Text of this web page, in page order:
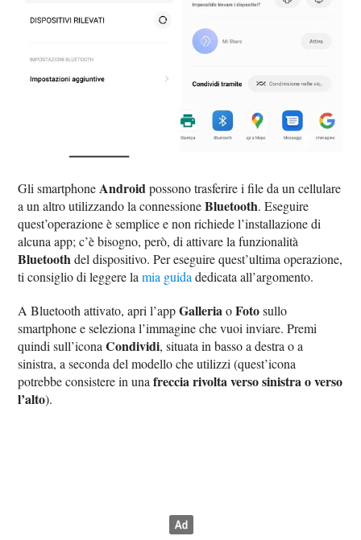
Gli smartphoneAndroidpossono trasferire i file da un cellulare
a un altro utilizzando la connessioneBluetooth. Eseguire
quest’operazione è semplice e non richiede l’installazione di
alcuna app; c’è bisogno, però, di attivare la funzionalità
Bluetoothdel dispositivo. Per eseguire quest’ultima operazione,
ti consiglio di leggere lamia guidadedicata all’argomento.
A Bluetooth attivato, apri l’appGalleriaoFotosullo
smartphone e seleziona l’immagine che vuoi inviare. Premi
quindi sull’iconaCondividi, situata in basso a destra o a
sinistra, a seconda del modello che utilizzi (quest’icona
potrebbe consistere in unafreccia rivolta verso sinistra o verso
l’alto).